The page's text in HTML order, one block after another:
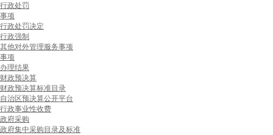
行政处罚
事项
行政处罚决定
行政强制
其他对外管理服务事项
事项
办理结果
财政预决算
财政预决算标准目录
自治区预决算公开平台
行政事业性收费
政府采购
政府集中采购目录及标准